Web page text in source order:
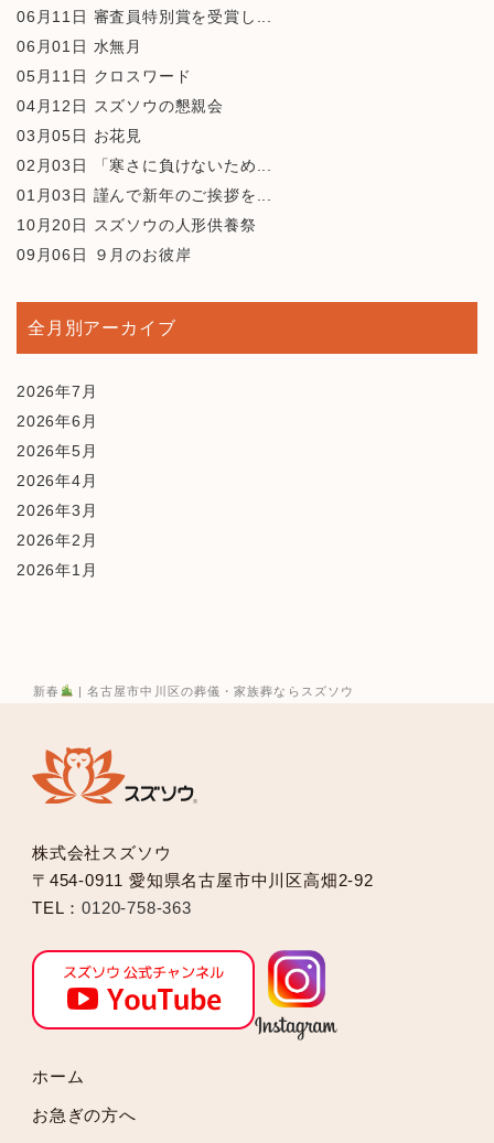
新春 | 名古屋市中川区の葬儀・家族葬ならスズソウ
06月11日 審査員特別賞を受賞し...
06月01日 水無月
05月11日 クロスワード
04月12日
スズソウの懇親会
03月05日 お花見
02月03日
「寒さに負けないため...
01月03日 謹んで新年のご挨拶を...
10月20日
スズソウの人形供養祭
09月06日
９月のお彼岸
全月別アーカイブ
2026年7月
2026年6月
2026年5月
2026年4月
2026年3月
2026年2月
2026年1月
2025年8月
2025年6月
2025年5月
2025年2月
2024年9月
2024年8月
2024年7月
2024年5月
2024年4月
株式会社スズソウ
〒454-0911 愛知県名古屋市中川区高畑2-92
TEL：0120-758-363
ホーム
お急ぎの方へ